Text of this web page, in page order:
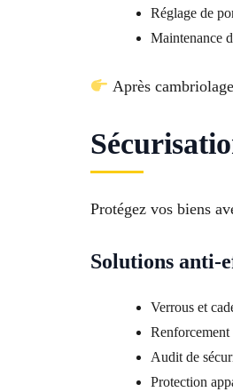
Réglage de
Maintenance
Après
Protégez vos biens
Solutions anti-
Verrous et
Renforcement
Audit de
Protection